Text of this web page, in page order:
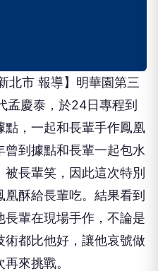
北市 報導】明華園第三
孟慶泰，於24日專程到
，一起和長輩手作鳳凰
到據點和長輩一起包水
長輩笑，因此這次特別
酥給長輩吃。結果看到
輩在現場手作，不論是
都比他好，讓他哀號做
來挑戰。